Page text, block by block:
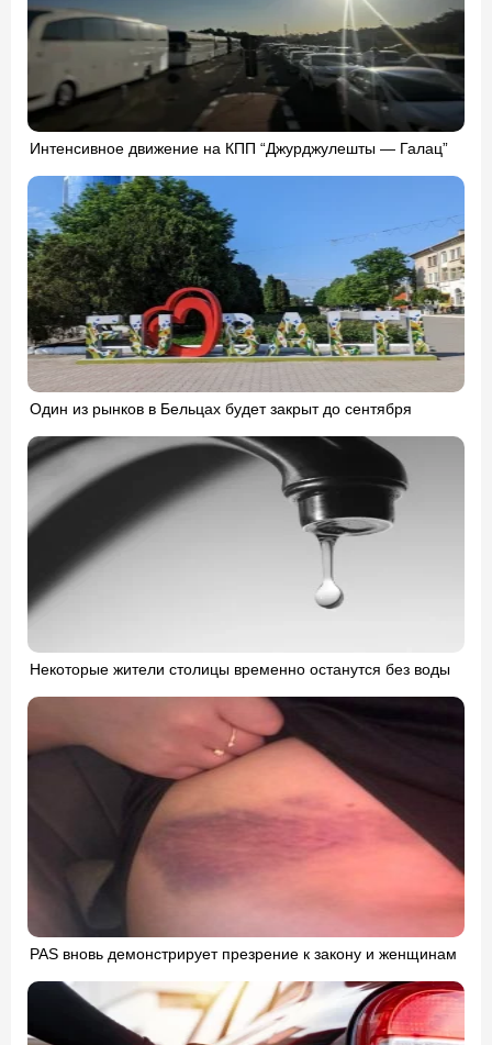
Интенсивное движение на КПП “Джурджулешты — Галац”
Один из рынков в Бельцах будет закрыт до сентября
Некоторые жители столицы временно останутся без воды
PAS вновь демонстрирует презрение к закону и женщинам